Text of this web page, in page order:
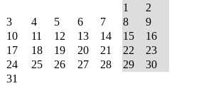
1
2
3
4 5 6 7 8
9
10
11 12 13 14 15
16
17
18 19 20 21 22
23
24
25 26 27 28 29
30
31